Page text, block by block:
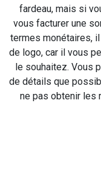
fardeau, mais si
vous facturer une
termes monétaires,
de logo, car il vous
le souhaitez. Vous
de détails que
ne pas obtenir les